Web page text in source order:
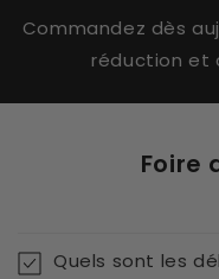
Commandez dès
réduction et
Foire
Quels sont les